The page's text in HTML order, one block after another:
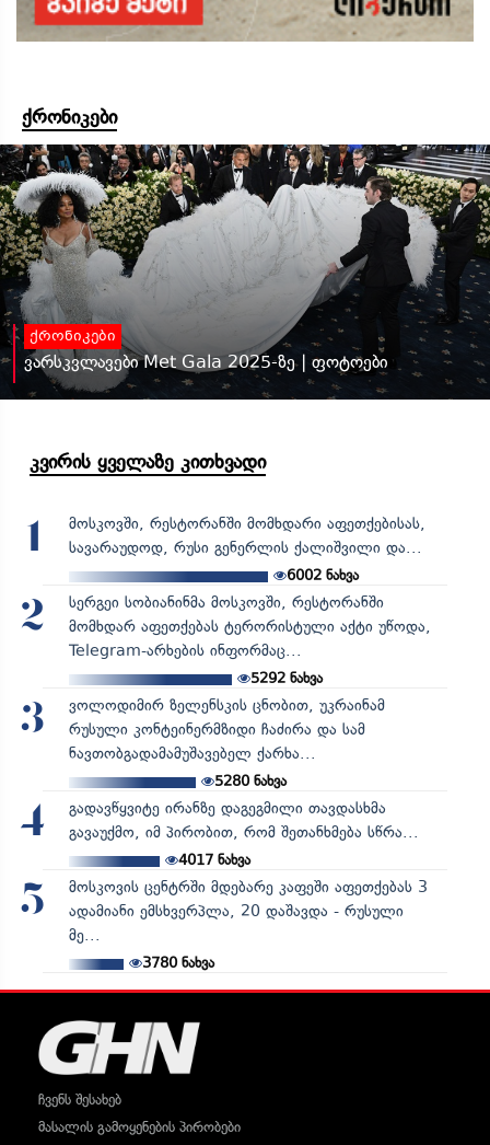
ქრონიკები
ქრონიკები
ვარსკვლავები Met Gala 2025-ზე | ფოტოები
კვირის ყველაზე კითხვადი
1
მოსკოვში, რესტორანში მომხდარი აფეთქებისას,
სავარაუდოდ, რუსი გენერლის ქალიშვილი და...
6002 ნახვა
2
სერგეი სობიანინმა მოსკოვში, რესტორანში
მომხდარ აფეთქებას ტერორისტული აქტი უწოდა,
Telegram-არხების ინფორმაც...
5292ნახვა
3
ვოლოდიმირ ზელენსკის ცნობით, უკრაინამ
რუსული კონტეინერმზიდი ჩაძირა და სამ
ნავთობგადამამუშავებელ ქარხა...
5280ნახვა
4
გადავწყვიტე ირანზე დაგეგმილი თავდასხმა
გავაუქმო, იმ პირობით, რომ შეთანხმება სწრა...
4017ნახვა
5
მოსკოვის ცენტრში მდებარე კაფეში აფეთქებას 3
ადამიანი ემსხვერპლა, 20 დაშავდა - რუსული
მე...
3780ნახვა
ჩვენს შესახებ
მასალის გამოყენების პირობები